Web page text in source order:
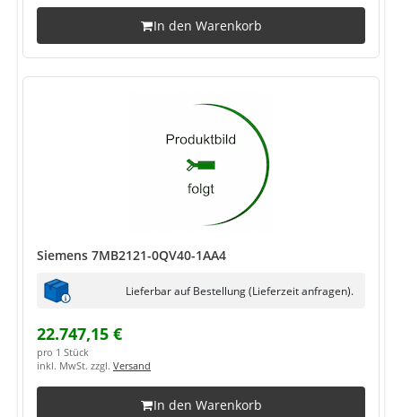
In den Warenkorb
Siemens 7MB2121-0QV40-1AA4
Lieferbar auf Bestellung (Lieferzeit anfragen).
22.747,15 €
pro 1 Stück
inkl. MwSt. zzgl. Versand
In den Warenkorb